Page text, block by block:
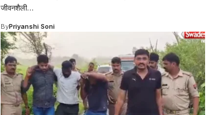
जीवनशैली…
ByPriyanshi Soni